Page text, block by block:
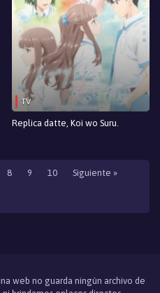
TV
Replica datte, Koi wo Suru.
8 9 10 Siguiente »
web no guarda ningún archivo de